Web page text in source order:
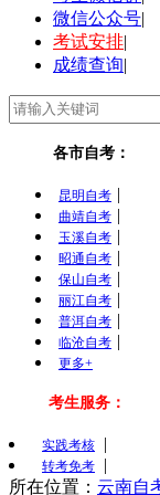
微信公众号|
考试安排|
成绩查询|
各市自考：
昆明自考 |
曲靖自考 |
玉溪自考 |
昭通自考 |
保山自考 |
丽江自考 |
普洱自考 |
临沧自考 |
更多+
考生服务：
实践考核 |
转考免考
|
所在位置： 云南自